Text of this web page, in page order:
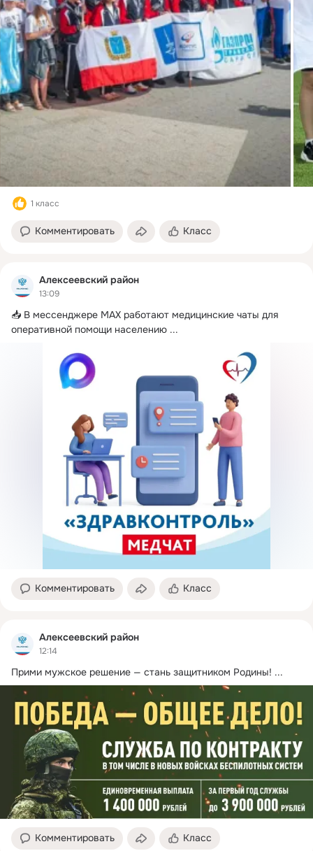
1 класс
Комментировать Класс
Алексеевский район
13:09
📥 В мессенджере МАХ работают медицинские чаты для
оперативной помощи населению ...
Комментировать Класс
Алексеевский район
12:14
Прими мужское решение — стань защитником Родины! ...
Комментировать Класс